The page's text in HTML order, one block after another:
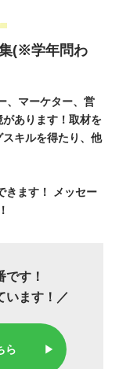
(※学年問わ
、マーケター、営
あります！取材を
キルを得たり、他
きます！ メッセー
す！
います！／
ら ▶︎